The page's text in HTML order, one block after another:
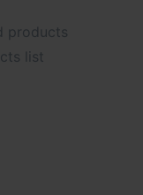
products
list